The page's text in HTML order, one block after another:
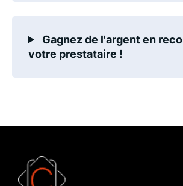
Gagnez de l'argent en
votre prestataire !